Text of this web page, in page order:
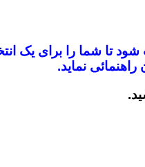
شودتا شما را برای یک
نماید.